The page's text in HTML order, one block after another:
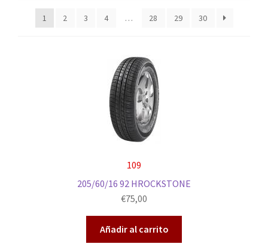
1 2 3 4 … 28 29 30
109
205/60/16 92 HROCKSTONE
€75,00
Añadir al carrito